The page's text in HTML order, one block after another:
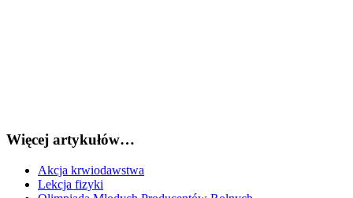
Więcej artykułów…
Akcja krwiodawstwa
Lekcja fizyki